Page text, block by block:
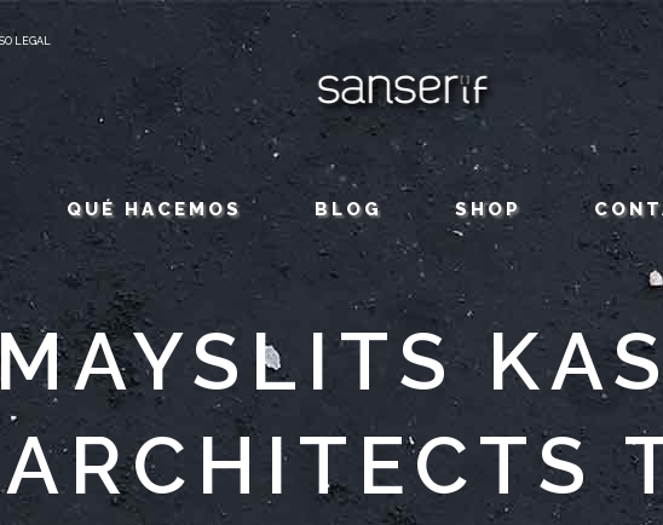
LEGAL
QUÉ HACEMOS BLOG SHOP
ARCHITECTS